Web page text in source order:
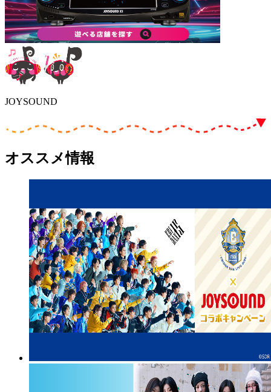
JOYSOUND
オススメ情報